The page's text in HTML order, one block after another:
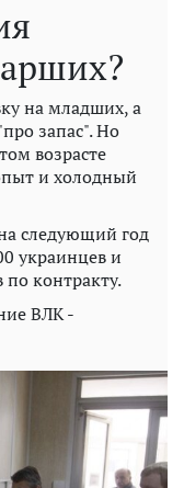
на младших, а
запас". Но
возрасте
и холодный
следующий год
украинцев и
контракту.
ВЛК -